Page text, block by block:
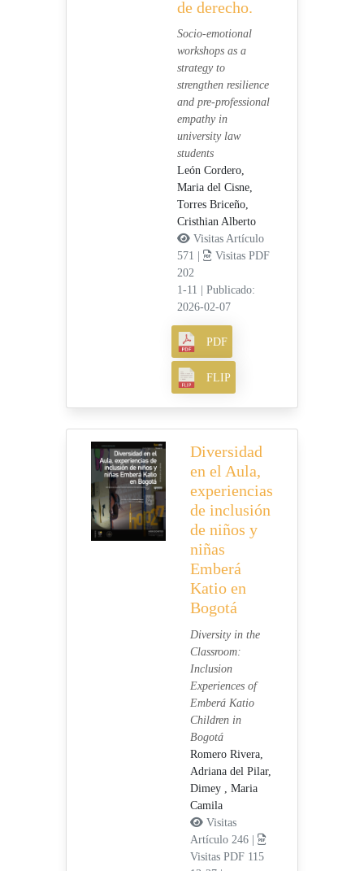
de derecho.
Socio-emotional
workshops as a
strategy to
strengthen resilience
and pre-professional
empathy in
university law
students
León Cordero,
Maria del Cisne,
Torres Briceño,
Cristhian Alberto
Visitas Artículo
571 |
Visitas PDF
202
1-11
Publicado:
2026-02-07
PDF
FLIP
Diversidad
en el Aula,
experiencias
de inclusión
de niños y
niñas
Emberá
Katio en
Bogotá
Diversity in the
Classroom:
Inclusion
Experiences of
Emberá Katio
Children in
Bogotá
Romero Rivera,
Adriana del Pilar,
Dimey , Maria
Camila
Visitas
Artículo 246 |
Visitas PDF 115